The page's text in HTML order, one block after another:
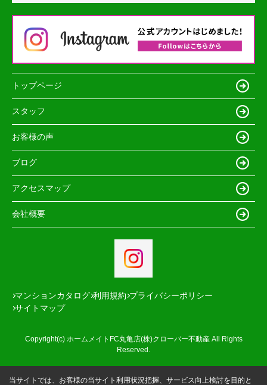
トップページ
スタッフ
お客様の声
ブログ
アクセスマップ
会社概要
マンションカタログ 利用規約 プライバシーポリシー
サイトマップ
Copyright(c) ホームメイトFC丸亀店(株)クローバー不動産 All Rights
Reserved.
当サイトでは、お客様の当サイト利用状況把握、サービス向上検討を目的と